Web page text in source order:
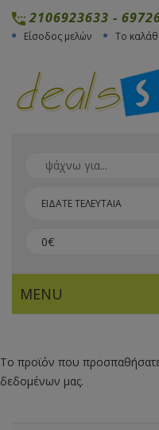
2106923633 -
Είσοδος μελών Το
ΕΙΔΑΤΕ ΤΕΛΕΥΤΑΙΑ
0€
MENU
Το προϊόν που
δεδομένων μας.